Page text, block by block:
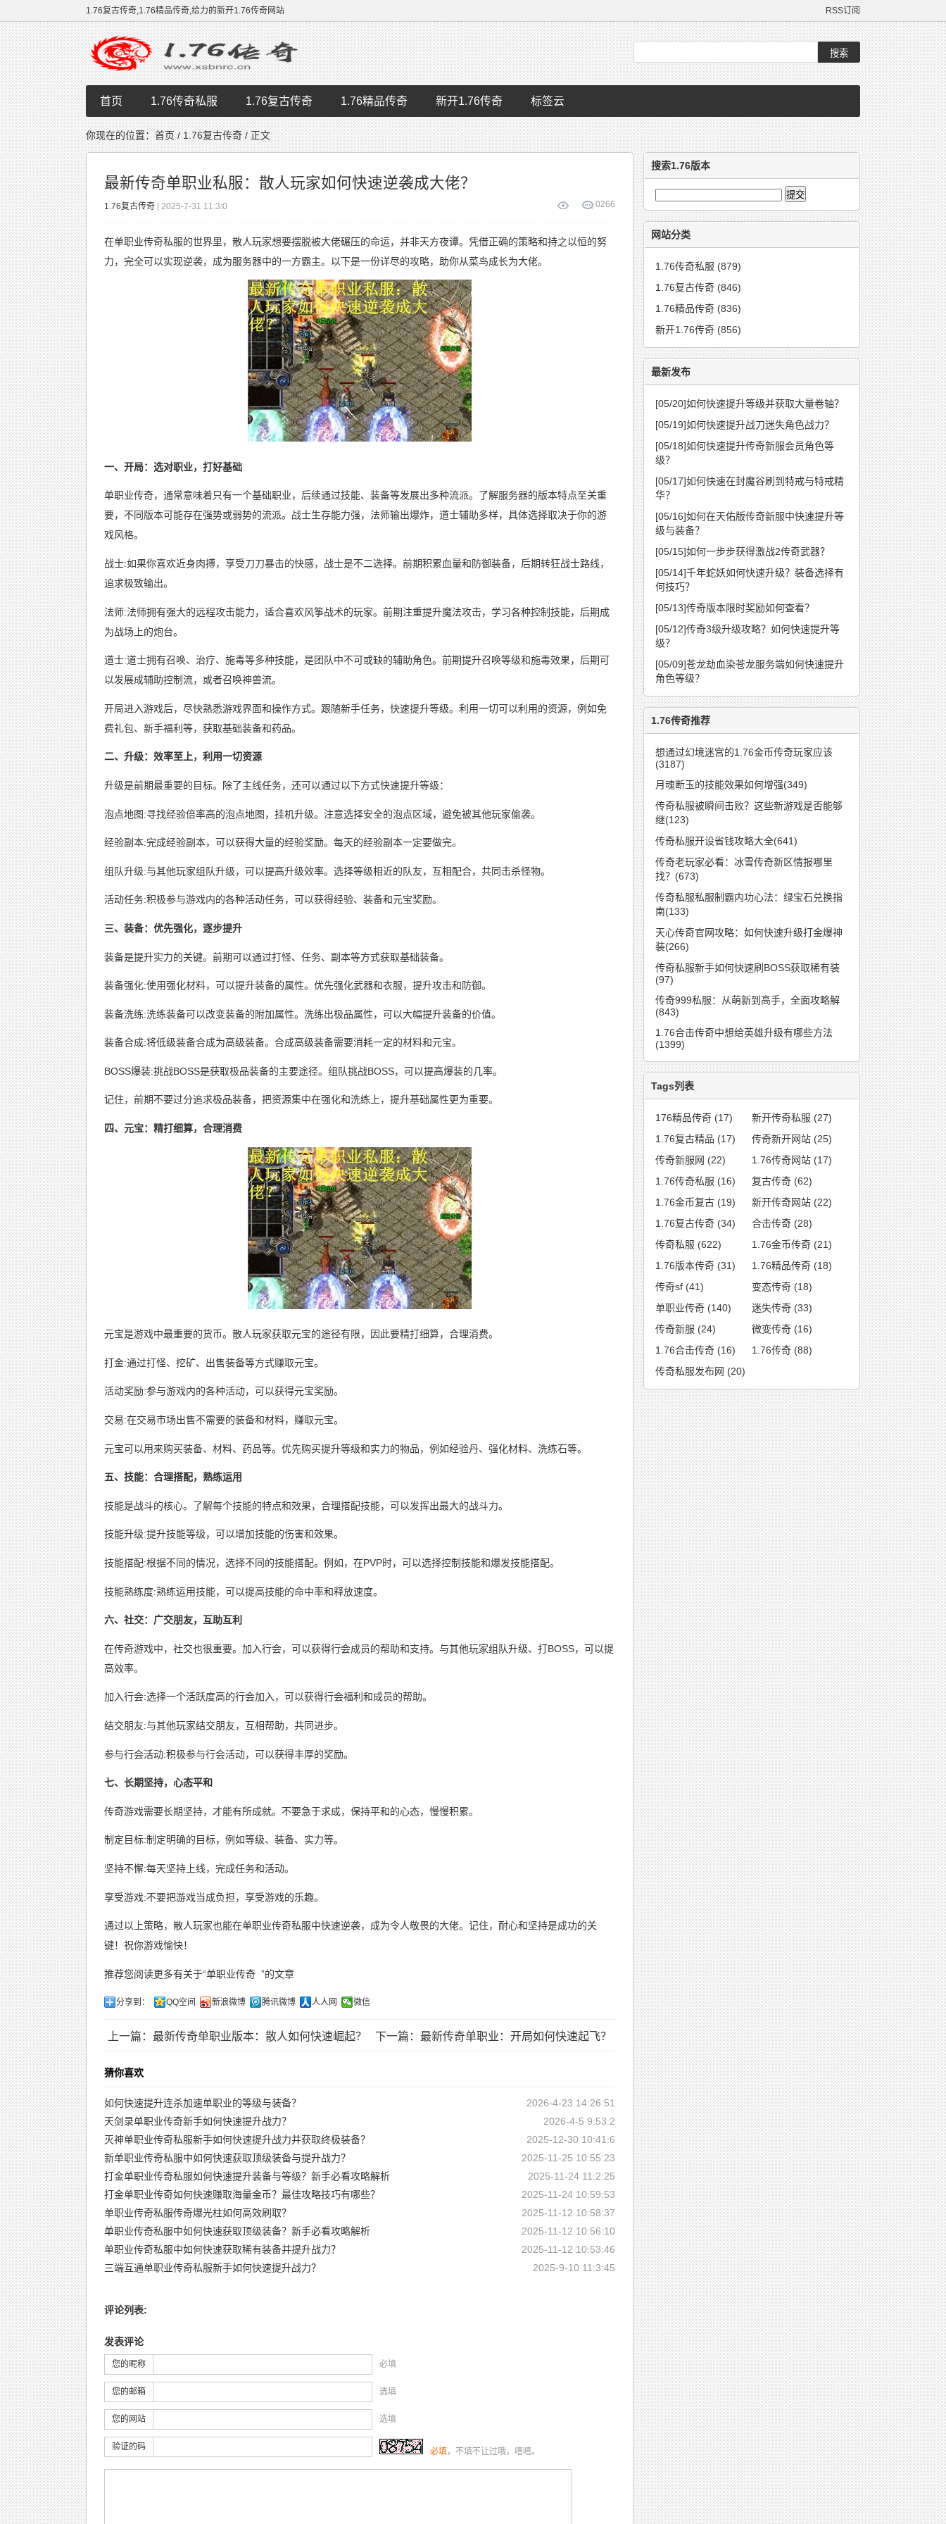
RSS订阅
1.76复古传奇,1.76精品传奇,给力的新开1.76传奇网站
首页 1.76传奇私服 1.76复古传奇 1.76精品传奇 新开1.76传奇 标签云
你现在的位置：首页/1.76复古传奇/ 正文
最新传奇单职业私服：散人玩家如何快速逆袭成大佬？
266
0
1.76复古传奇 | 2025-7-31 11:3:0
在单职业传奇私服的世界里，散人玩家想要摆脱被大佬碾压的命运，并非天方夜谭。凭借正确的策略和持之以恒的努
力，完全可以实现逆袭，成为服务器中的一方霸主。以下是一份详尽的攻略，助你从菜鸟成长为大佬。
一、开局：选对职业，打好基础
单职业传奇，通常意味着只有一个基础职业，后续通过技能、装备等发展出多种流派。了解服务器的版本特点至关重
要，不同版本可能存在强势或弱势的流派。战士生存能力强，法师输出爆炸，道士辅助多样，具体选择取决于你的游
戏风格。
战士:如果你喜欢近身肉搏，享受刀刀暴击的快感，战士是不二选择。前期积累血量和防御装备，后期转狂战士路线，
追求极致输出。
法师:法师拥有强大的远程攻击能力，适合喜欢风筝战术的玩家。前期注重提升魔法攻击，学习各种控制技能，后期成
为战场上的炮台。
道士:道士拥有召唤、治疗、施毒等多种技能，是团队中不可或缺的辅助角色。前期提升召唤等级和施毒效果，后期可
以发展成辅助控制流，或者召唤神兽流。
开局进入游戏后，尽快熟悉游戏界面和操作方式。跟随新手任务，快速提升等级。利用一切可以利用的资源，例如免
费礼包、新手福利等，获取基础装备和药品。
二、升级：效率至上，利用一切资源
升级是前期最重要的目标。除了主线任务，还可以通过以下方式快速提升等级：
泡点地图:寻找经验倍率高的泡点地图，挂机升级。注意选择安全的泡点区域，避免被其他玩家偷袭。
经验副本:完成经验副本，可以获得大量的经验奖励。每天的经验副本一定要做完。
组队升级:与其他玩家组队升级，可以提高升级效率。选择等级相近的队友，互相配合，共同击杀怪物。
活动任务:积极参与游戏内的各种活动任务，可以获得经验、装备和元宝奖励。
三、装备：优先强化，逐步提升
装备是提升实力的关键。前期可以通过打怪、任务、副本等方式获取基础装备。
装备强化:使用强化材料，可以提升装备的属性。优先强化武器和衣服，提升攻击和防御。
装备洗练:洗练装备可以改变装备的附加属性。洗练出极品属性，可以大幅提升装备的价值。
装备合成:将低级装备合成为高级装备。合成高级装备需要消耗一定的材料和元宝。
BOSS爆装:挑战BOSS是获取极品装备的主要途径。组队挑战BOSS，可以提高爆装的几率。
记住，前期不要过分追求极品装备，把资源集中在强化和洗练上，提升基础属性更为重要。
四、元宝：精打细算，合理消费
元宝是游戏中最重要的货币。散人玩家获取元宝的途径有限，因此要精打细算，合理消费。
打金:通过打怪、挖矿、出售装备等方式赚取元宝。
活动奖励:参与游戏内的各种活动，可以获得元宝奖励。
交易:在交易市场出售不需要的装备和材料，赚取元宝。
元宝可以用来购买装备、材料、药品等。优先购买提升等级和实力的物品，例如经验丹、强化材料、洗练石等。
五、技能：合理搭配，熟练运用
技能是战斗的核心。了解每个技能的特点和效果，合理搭配技能，可以发挥出最大的战斗力。
技能升级:提升技能等级，可以增加技能的伤害和效果。
技能搭配:根据不同的情况，选择不同的技能搭配。例如，在PVP时，可以选择控制技能和爆发技能搭配。
技能熟练度:熟练运用技能，可以提高技能的命中率和释放速度。
六、社交：广交朋友，互助互利
在传奇游戏中，社交也很重要。加入行会，可以获得行会成员的帮助和支持。与其他玩家组队升级、打BOSS，可以提
高效率。
加入行会:选择一个活跃度高的行会加入，可以获得行会福利和成员的帮助。
结交朋友:与其他玩家结交朋友，互相帮助，共同进步。
参与行会活动:积极参与行会活动，可以获得丰厚的奖励。
七、长期坚持，心态平和
传奇游戏需要长期坚持，才能有所成就。不要急于求成，保持平和的心态，慢慢积累。
制定目标:制定明确的目标，例如等级、装备、实力等。
坚持不懈:每天坚持上线，完成任务和活动。
享受游戏:不要把游戏当成负担，享受游戏的乐趣。
通过以上策略，散人玩家也能在单职业传奇私服中快速逆袭，成为令人敬畏的大佬。记住，耐心和坚持是成功的关
键！祝你游戏愉快！
推荐您阅读更多有关于“单职业传奇 ”的文章
分享到： QQ空间 新浪微博 腾讯微博 人人网 微信
上一篇：最新传奇单职业版本：散人如何快速崛起？ 下一篇：最新传奇单职业：开局如何快速起飞？
猜你喜欢
如何快速提升连杀加速单职业的等级与装备？
2026-4-23 14:26:51
天剑录单职业传奇新手如何快速提升战力？
2026-4-5 9:53:2
灭神单职业传奇私服新手如何快速提升战力并获取终极装备？
2025-12-30 10:41:6
新单职业传奇私服中如何快速获取顶级装备与提升战力？
2025-11-25 10:55:23
打金单职业传奇私服如何快速提升装备与等级？新手必看攻略解析
2025-11-24 11:2:25
打金单职业传奇如何快速赚取海量金币？最佳攻略技巧有哪些？
2025-11-24 10:59:53
单职业传奇私服传奇爆光柱如何高效刷取？
2025-11-12 10:58:37
单职业传奇私服中如何快速获取顶级装备？新手必看攻略解析
2025-11-12 10:56:10
单职业传奇私服中如何快速获取稀有装备并提升战力？
2025-11-12 10:53:46
三端互通单职业传奇私服新手如何快速提升战力？
2025-9-10 11:3:45
评论列表:
发表评论
您的昵称 必填
您的邮箱 选填
您的网站 选填
验证的码 必填，不填不让过哦，嘻嘻。
搜索1.76版本
网站分类
1.76传奇私服 (879)
1.76复古传奇 (846)
1.76精品传奇 (836)
新开1.76传奇 (856)
最新发布
[05/20]如何快速提升等级并获取大量卷轴？
[05/19]如何快速提升战刀迷失角色战力？
[05/18]如何快速提升传奇新服会员角色等
级？
[05/17]如何快速在封魔谷刷到特戒与特戒精
华？
[05/16]如何在天佑版传奇新服中快速提升等
级与装备？
[05/15]如何一步步获得激战2传奇武器？
[05/14]千年蛇妖如何快速升级？装备选择有
何技巧？
[05/13]传奇版本限时奖励如何查看？
[05/12]传奇3级升级攻略？如何快速提升等
级？
[05/09]苍龙劫血染苍龙服务端如何快速提升
角色等级？
1.76传奇推荐
想通过幻境迷宫的1.76金币传奇玩家应该
(3187)
月魂断玉的技能效果如何增强(349)
传奇私服被瞬间击败？这些新游戏是否能够
继(123)
传奇私服开设省钱攻略大全(641)
传奇老玩家必看：冰雪传奇新区情报哪里
找？(673)
传奇私服私服制霸内功心法：绿宝石兑换指
南(133)
天心传奇官网攻略：如何快速升级打金爆神
装(266)
传奇私服新手如何快速刷BOSS获取稀有装
(97)
传奇999私服：从萌新到高手，全面攻略解
(843)
1.76合击传奇中想给英雄升级有哪些方法
(1399)
Tags列表
176精品传奇 (17) 新开传奇私服 (27)
1.76复古精品 (17) 传奇新开网站 (25)
传奇新服网 (22) 1.76传奇网站 (17)
1.76传奇私服 (16) 复古传奇 (62)
1.76金币复古 (19) 新开传奇网站 (22)
1.76复古传奇 (34) 合击传奇 (28)
传奇私服 (622) 1.76金币传奇 (21)
1.76版本传奇 (31) 1.76精品传奇 (18)
传奇sf (41) 变态传奇 (18)
单职业传奇 (140) 迷失传奇 (33)
传奇新服 (24) 微变传奇 (16)
1.76合击传奇 (16) 1.76传奇 (88)
传奇私服发布网 (20)